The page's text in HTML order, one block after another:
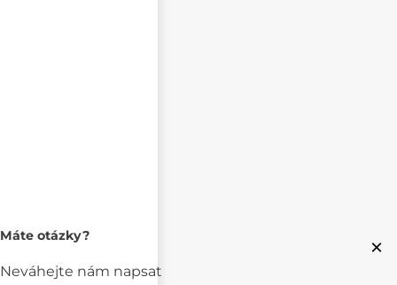
×
Máte otázky?
Neváhejte nám napsat